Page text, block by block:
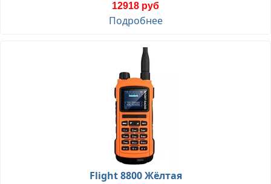
12918 руб
Подробнее
Flight 8800 Жёлтая